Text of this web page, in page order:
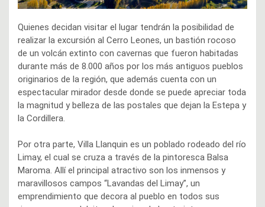
Quienes decidan visitar el lugar tendrán la posibilidad de
realizar la excursión al Cerro Leones, un bastión rocoso
de un volcán extinto con cavernas que fueron habitadas
durante más de 8.000 años por los más antiguos pueblos
originarios de la región, que además cuenta con un
espectacular mirador desde donde se puede apreciar toda
la magnitud y belleza de las postales que dejan la Estepa y
la Cordillera.
Por otra parte, Villa Llanquin es un poblado rodeado del río
Limay, el cual se cruza a través de la pintoresca Balsa
Maroma. Allí el principal atractivo son los inmensos y
maravillosos campos “Lavandas del Limay”, un
emprendimiento que decora al pueblo en todos sus